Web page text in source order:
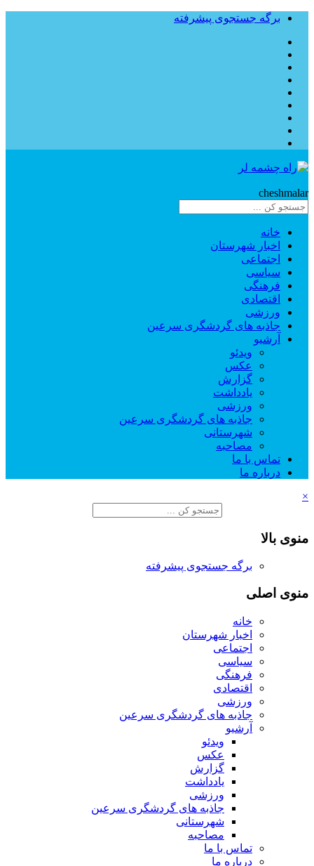
برگه جستجوی پیشرفته
cheshmalar
خانه
اخبار شهرستان
اجتماعی
سیاسی
فرهنگی
اقتصادی
ورزشی
جاذبه های گردشگری سرعین
آرشیو
ویدئو
عکس
گزارش
یادداشت
ورزشی
جاذبه های گردشگری سرعین
شهرستانی
مصاحبه
تماس با ما
درباره ما
×
منوی بالا
برگه جستجوی پیشرفته
منوی اصلی
خانه
اخبار شهرستان
اجتماعی
سیاسی
فرهنگی
اقتصادی
ورزشی
جاذبه های گردشگری سرعین
آرشیو
ویدئو
عکس
گزارش
یادداشت
ورزشی
جاذبه های گردشگری سرعین
شهرستانی
مصاحبه
تماس با ما
درباره ما